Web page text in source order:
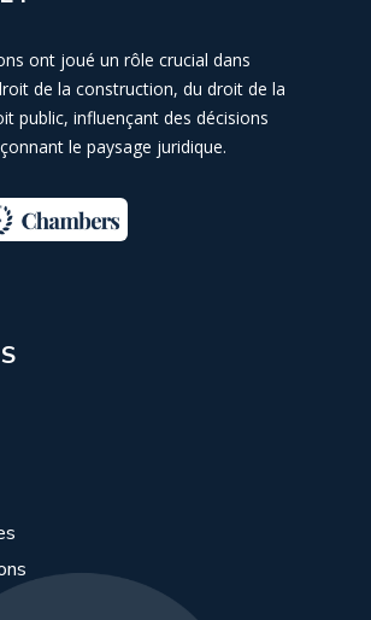
ont joué un rôle crucial dans
de la construction, du droit de la
public, influençant des décisions
le paysage juridique.